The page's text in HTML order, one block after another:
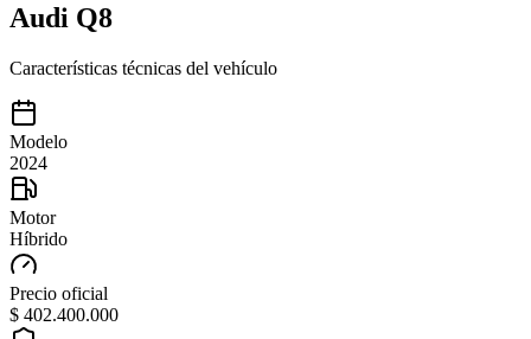
Audi Q8
Características técnicas del vehículo
Modelo
2024
Motor
Híbrido
Precio oficial
$ 402.400.000